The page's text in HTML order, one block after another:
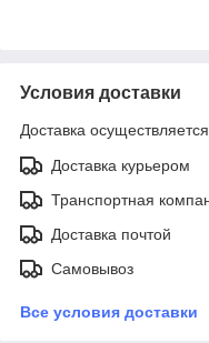
Условия доставки
Доставка
Доставка курьером
Транспортная
Доставка почтой
Самовывоз
Все условия доставки